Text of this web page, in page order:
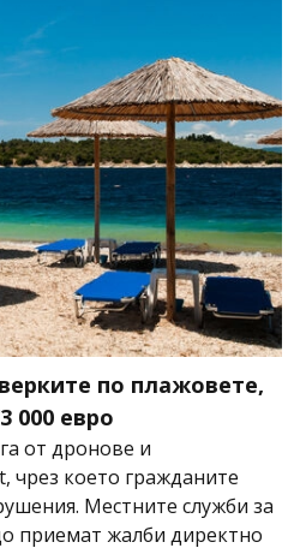
по плажовете,
000 евро
от дронове и
чрез което гражданите
Местните служби за
приемат жалби директно